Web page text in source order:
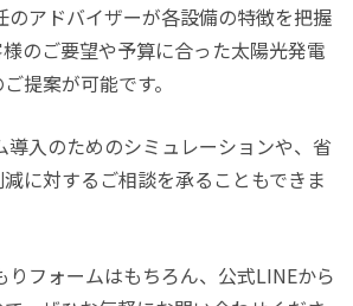
のアドバイザーが各設備の特徴を把握
のご要望や予算に合った太陽光発電
提案が可能です。
導入のためのシミュレーションや、省
に対するご相談を承ることもできま
りフォームはもちろん、公式LINEから